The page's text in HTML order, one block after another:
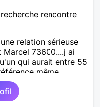
rencontre
relation sérieuse
Marcel 73600....j ai
qui aurait entre 55
même
contact avec
à ma
répondrai...